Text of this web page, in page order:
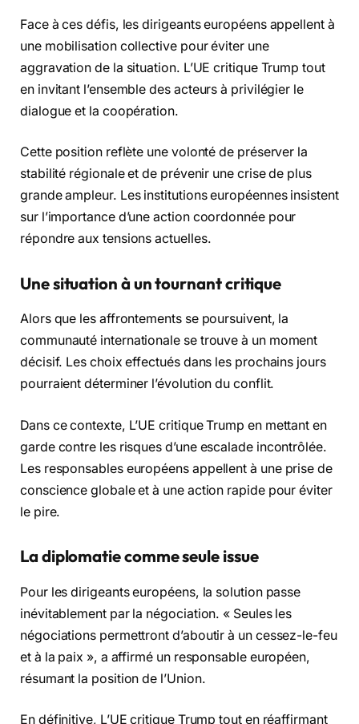
Face à ces défis, les dirigeants européens appellent à
une mobilisation collective pour éviter une
aggravation de la situation. L’UE critique Trump tout
en invitant l’ensemble des acteurs à privilégier le
dialogue et la coopération.
Cette position reflète une volonté de préserver la
stabilité régionale et de prévenir une crise de plus
grande ampleur. Les institutions européennes insistent
sur l’importance d’une action coordonnée pour
répondre aux tensions actuelles.
Une situation à un tournant critique
Alors que les affrontements se poursuivent, la
communauté internationale se trouve à un moment
décisif. Les choix effectués dans les prochains jours
pourraient déterminer l’évolution du conflit.
Dans ce contexte, L’UE critique Trump en mettant en
garde contre les risques d’une escalade incontrôlée.
Les responsables européens appellent à une prise de
conscience globale et à une action rapide pour éviter
le pire.
La diplomatie comme seule issue
Pour les dirigeants européens, la solution passe
inévitablement par la négociation. « Seules les
négociations permettront d’aboutir à un cessez-le-feu
et à la paix », a affirmé un responsable européen,
résumant la position de l’Union.
En définitive, L’UE critique Trump tout en réaffirmant